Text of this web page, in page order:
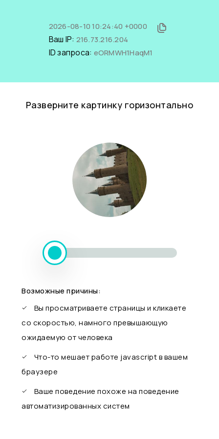
2026-08-10 10:24:40 +0000
Ваш IP: 216.73.216.204
ID запроса: eORMWH1HaqM1
Разверните картинку горизонтально
Возможные причины:
Вы просматриваете страницы и кликаете
со скоростью, намного превышающую
ожидаемую от человека
Что-то мешает работе javascript в вашем
браузере
Ваше поведение похоже на поведение
автоматизированных систем